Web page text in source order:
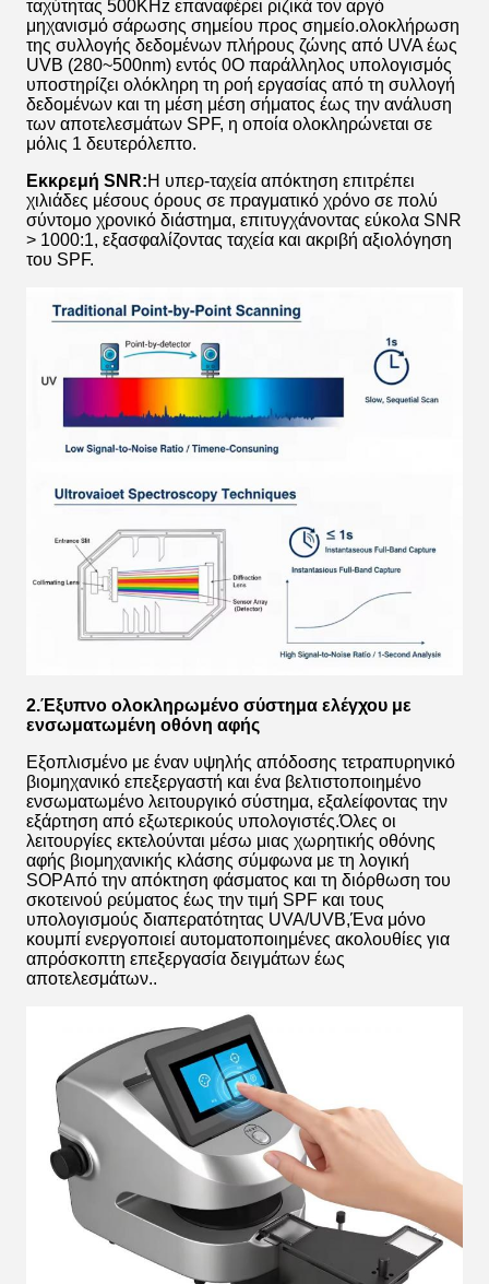
ταχύτητας 500KHz επαναφέρει ριζικά τον αργό
μηχανισμό σάρωσης σημείου προς σημείο.ολοκλήρωση
της συλλογής δεδομένων πλήρους ζώνης από UVA έως
UVB (280~500nm) εντός 0Ο παράλληλος υπολογισμός
υποστηρίζει ολόκληρη τη ροή εργασίας από τη συλλογή
δεδομένων και τη μέση μέση σήματος έως την ανάλυση
των αποτελεσμάτων SPF, η οποία ολοκληρώνεται σε
μόλις 1 δευτερόλεπτο.
Εκκρεμή SNR:Η υπερ-ταχεία απόκτηση επιτρέπει
χιλιάδες μέσους όρους σε πραγματικό χρόνο σε πολύ
σύντομο χρονικό διάστημα, επιτυγχάνοντας εύκολα SNR
> 1000:1, εξασφαλίζοντας ταχεία και ακριβή αξιολόγηση
του SPF.
2.Έξυπνο ολοκληρωμένο σύστημα ελέγχου με
ενσωματωμένη οθόνη αφής
Εξοπλισμένο με έναν υψηλής απόδοσης τετραπυρηνικό
βιομηχανικό επεξεργαστή και ένα βελτιστοποιημένο
ενσωματωμένο λειτουργικό σύστημα, εξαλείφοντας την
εξάρτηση από εξωτερικούς υπολογιστές.Όλες οι
λειτουργίες εκτελούνται μέσω μιας χωρητικής οθόνης
αφής βιομηχανικής κλάσης σύμφωνα με τη λογική
SOPΑπό την απόκτηση φάσματος και τη διόρθωση του
σκοτεινού ρεύματος έως την τιμή SPF και τους
υπολογισμούς διαπερατότητας UVA/UVB,Ένα μόνο
κουμπί ενεργοποιεί αυτοματοποιημένες ακολουθίες για
απρόσκοπτη επεξεργασία δειγμάτων έως
αποτελεσμάτων..